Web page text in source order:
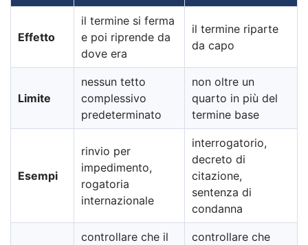
Effetto
il termine si ferma
e poi riprende da
dove era
il termine riparte
da capo
Limite
nessun tetto
complessivo
predeterminato
non oltre un
quarto in più del
termine base
Esempi
rinvio per
impedimento,
rogatoria
internazionale
interrogatorio,
decreto di
citazione,
sentenza di
condanna
controllare che il
controllare che